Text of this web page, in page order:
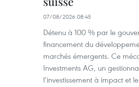
07/08/2026 08:45
Détenu à 100 % par le
financement du
marchés émergents. Ce
Investments AG, un
l’investissement à impact et